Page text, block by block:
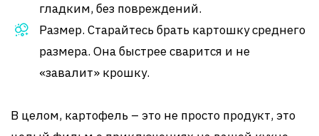
гладким, без повреждений.
Размер. Старайтесь брать картошку среднего
размера. Она быстрее сварится и не
«завалит» крошку.
В целом, картофель – это не просто продукт, это